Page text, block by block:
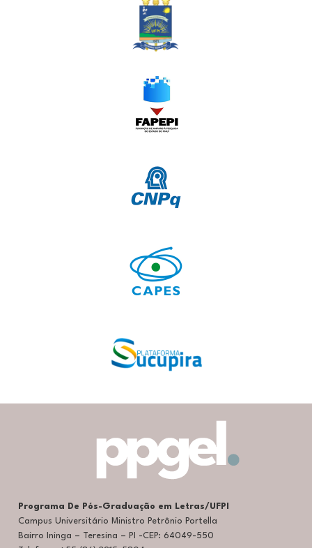
Programa De Pós-Graduação em Letras/UFPI
Campus Universitário Ministro Petrônio Portella
Bairro Ininga – Teresina – PI -CEP: 64049-550